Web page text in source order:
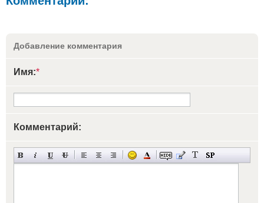
Добавление комментария
Имя:*
Комментарий: